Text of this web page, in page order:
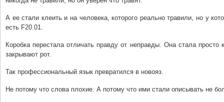
А ее стали клеить и на человека, которого реально травили, но у
есть F20.01.
Коробка перестала отличать правду от неправды. Она стала просто
закрывают рот.
Так профессиональный язык превратился в новояз.
Не потому что слова плохие. А потому что ими стали описывать не